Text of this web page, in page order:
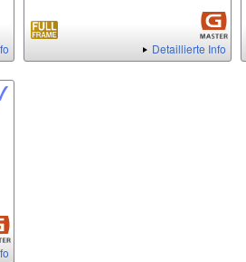
Detaillierte Info